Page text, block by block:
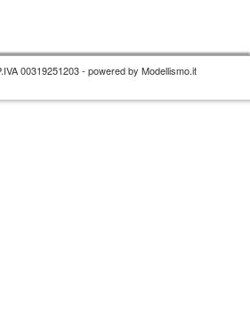
00319251203 - powered by Modellismo.it